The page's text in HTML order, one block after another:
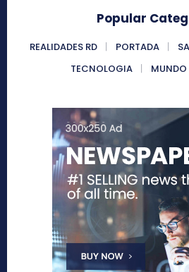
Popular
REALIDADES RD PORTADA
TECNOLOGIA
MUNDO